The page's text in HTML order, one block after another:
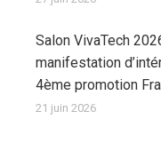
Salon VivaTech
manifestation
4ème promotion
21 juin 2026